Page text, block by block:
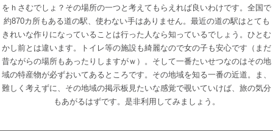
をｈさむでしょ？その場所の一つと考えてもらえれば良いわけです。全国で
約870カ所もある道の駅、使わない手はありません。最近の道の駅はとても
きれいな作りになっていることは行った人なら知っているでしょう。ひとむ
かし前とは違います。トイレ等の施設も綺麗なので女の子も安心です（まだ
昔ながらの場所もあったりしますがｗ）。そして一番たいせつなのはその地
域の特産物が必ずおいてあるところです。その地域を知る一番の近道。ま、
難しく考えずに、その地域の掲示板見たいな感覚で覗いていけば、旅の気分
もあがるはずです。是非利用してみましょう。